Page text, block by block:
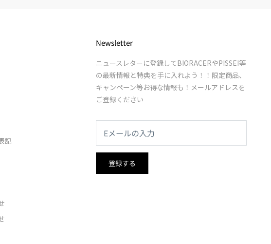
記
Newsletter
ニュースレターに登録してBIORACERやPISSEI等
の最新情報と特典を手に入れよう！！限定商品、
キャンペーン等お得な情報も！メールアドレスを
ご登録ください
登録する